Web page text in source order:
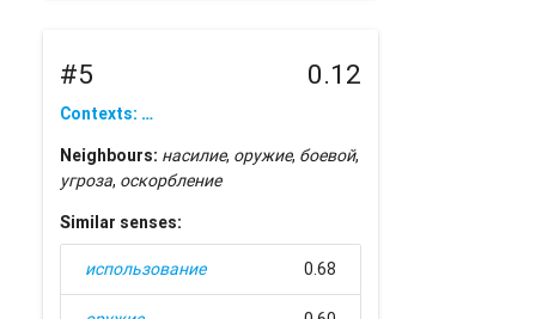
#5 0.12
Contexts: …
Neighbours: насилие, оружие, боевой,
угроза, оскорбление
Similar senses:
использование 0.68